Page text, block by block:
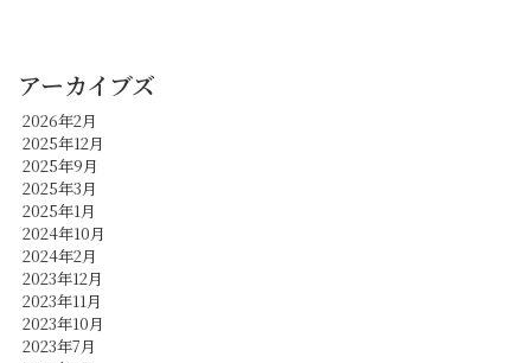
アーカイブズ
2026年2月
2025年12月
2025年9月
2025年3月
2025年1月
2024年10月
2024年2月
2023年12月
2023年11月
2023年10月
2023年7月